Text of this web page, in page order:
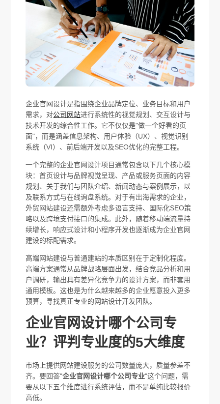
企业官网设计是指围绕企业品牌定位、业务目标和用户
需求，对公司网站进行系统性的视觉规划、交互设计与
技术开发的综合性工作。它不仅仅是"做一个好看的页
面"，而是涵盖信息架构、用户体验（UX）、视觉识别
系统（VI）、前后端开发以及SEO优化的完整工程。
一个完整的企业官网设计项目通常包含以下几个核心模
块：首页设计与品牌视觉呈现、产品或服务页面的内容
规划、关于我们与团队介绍、新闻动态与案例展示，以
及联系方式与在线询盘系统。对于有出海需求的企业，
外贸网站建设还需额外考虑多语言支持、国际化SEO策
略以及跨境支付接口的集成。此外，随着移动端流量持
续增长，响应式设计和小程序开发也逐渐成为企业官网
建设的标配需求。
高端网站建设与普通建站的本质区别在于定制化程度。
高端方案通常从品牌战略层面出发，结合竞品分析和用
户调研，输出具有差异化竞争力的设计方案，而非套用
通用模板。这也是为什么越来越多的企业愿意投入更多
预算，寻找真正专业的网站设计开发团队。
企业官网设计哪个公司专
业？评判专业度的5大维度
市场上提供网站建设服务的公司数量庞大，质量参差不
齐。要回答"企业官网设计哪个公司专业"这个问题，需
要从以下五个维度进行系统评估，而不是单纯比较报价
高低。